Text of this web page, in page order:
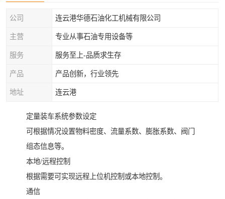
公司 连云港华德石油化工机械有限公司
主营 专业从事石油专用设备等
服务 服务至上-品质求生存
产品 产品创新，行业领先
地址 连云港
定量装车系统参数设定
可根据情况设置物料密度、流量系数、膨胀系数、阀门
组态信息等。
本地/远程控制
根据需要可实现远程上位机控制或本地控制。
通信